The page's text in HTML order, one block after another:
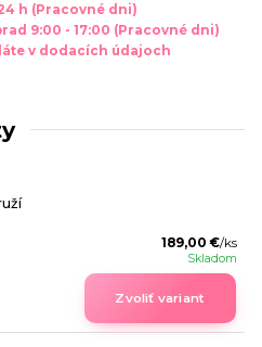
h (Pracovné dni)
9:00 - 17:00 (Pracovné dni)
v dodacích údajoch
189,00 €/ks
Skladom
Zvoliť variant